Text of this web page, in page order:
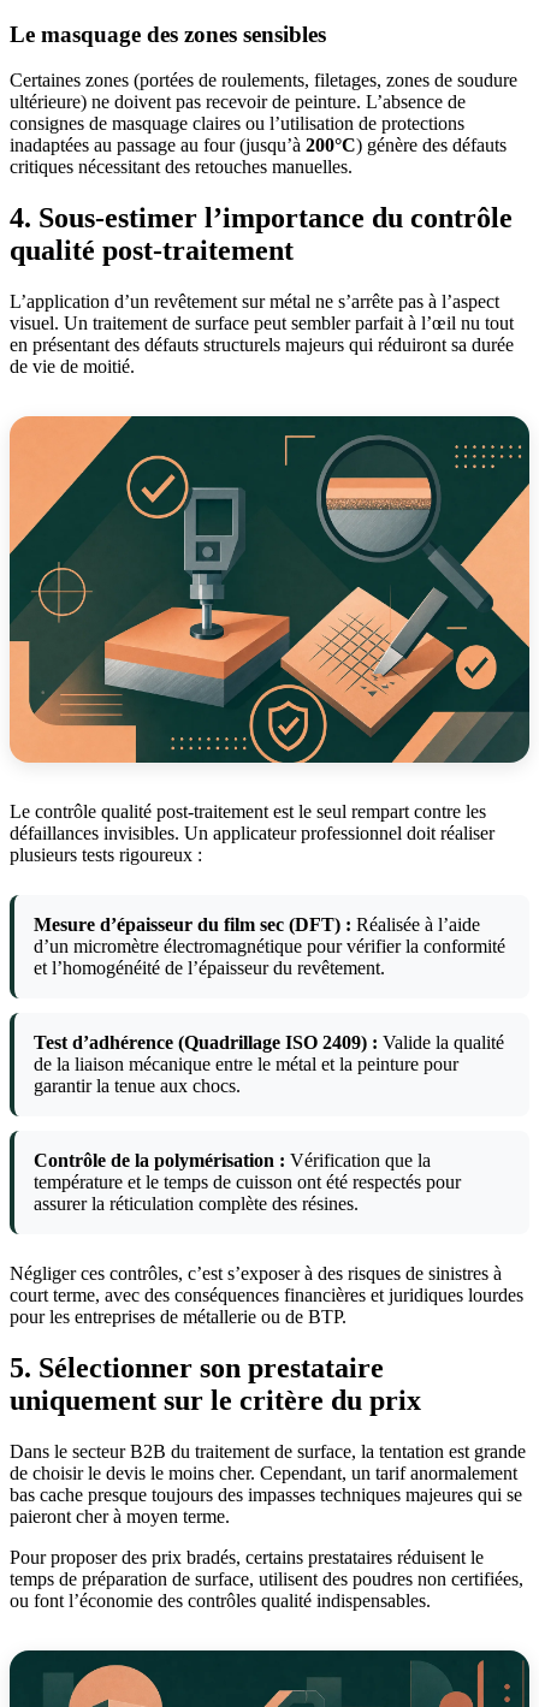
Le masquage des zones sensibles
Certaines zones (portées de roulements, filetages, zones de soudure
ultérieure) ne doivent pas recevoir de peinture. L’absence de
consignes de masquage claires ou l’utilisation de protections
inadaptées au passage au four (jusqu’à 200°C) génère des défauts
critiques nécessitant des retouches manuelles.
4. Sous-estimer l’importance du contrôle
qualité post-traitement
L’application d’un revêtement sur métal ne s’arrête pas à l’aspect
visuel. Un traitement de surface peut sembler parfait à l’œil nu tout
en présentant des défauts structurels majeurs qui réduiront sa durée
de vie de moitié.
Le contrôle qualité post-traitement est le seul rempart contre les
défaillances invisibles. Un applicateur professionnel doit réaliser
plusieurs tests rigoureux :
Mesure d’épaisseur du film sec (DFT) : Réalisée à l’aide
d’un micromètre électromagnétique pour vérifier la conformité
et l’homogénéité de l’épaisseur du revêtement.
Test d’adhérence (Quadrillage ISO 2409) : Valide la qualité
de la liaison mécanique entre le métal et la peinture pour
garantir la tenue aux chocs.
Contrôle de la polymérisation : Vérification que la
température et le temps de cuisson ont été respectés pour
assurer la réticulation complète des résines.
Négliger ces contrôles, c’est s’exposer à des risques de sinistres à
court terme, avec des conséquences financières et juridiques lourdes
pour les entreprises de métallerie ou de BTP.
5. Sélectionner son prestataire
uniquement sur le critère du prix
Dans le secteur B2B du traitement de surface, la tentation est grande
de choisir le devis le moins cher. Cependant, un tarif anormalement
bas cache presque toujours des impasses techniques majeures qui se
paieront cher à moyen terme.
Pour proposer des prix bradés, certains prestataires réduisent le
temps de préparation de surface, utilisent des poudres non certifiées,
ou font l’économie des contrôles qualité indispensables.